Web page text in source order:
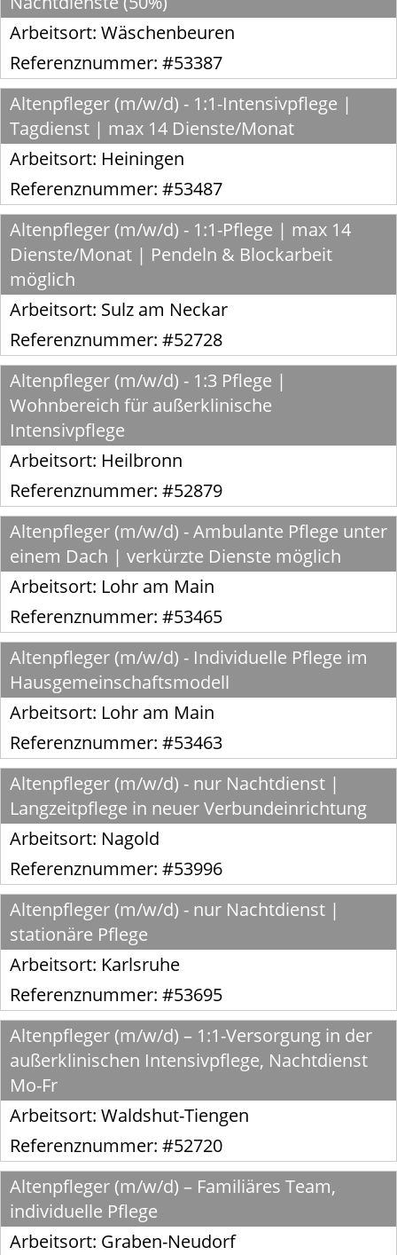
Arbeitsort: Wäschenbeuren
Referenznummer: #53387
Altenpfleger (m/w/d) - 1:1-Intensivpflege |
Tagdienst | max 14 Dienste/Monat
Arbeitsort: Heiningen
Referenznummer: #53487
Altenpfleger (m/w/d) - 1:1-Pflege | max 14
Dienste/Monat | Pendeln & Blockarbeit
möglich
Arbeitsort: Sulz am Neckar
Referenznummer: #52728
Altenpfleger (m/w/d) - 1:3 Pflege |
Wohnbereich für außerklinische
Intensivpflege
Arbeitsort: Heilbronn
Referenznummer: #52879
Altenpfleger (m/w/d) - Ambulante Pflege unter
einem Dach | verkürzte Dienste möglich
Arbeitsort: Lohr am Main
Referenznummer: #53465
Altenpfleger (m/w/d) - Individuelle Pflege im
Hausgemeinschaftsmodell
Arbeitsort: Lohr am Main
Referenznummer: #53463
Altenpfleger (m/w/d) - nur Nachtdienst |
Langzeitpflege in neuer Verbundeinrichtung
Arbeitsort: Nagold
Referenznummer: #53996
Altenpfleger (m/w/d) - nur Nachtdienst |
stationäre Pflege
Arbeitsort: Karlsruhe
Referenznummer: #53695
Altenpfleger (m/w/d) – 1:1-Versorgung in der
außerklinischen Intensivpflege, Nachtdienst
Mo-Fr
Arbeitsort: Waldshut-Tiengen
Referenznummer: #52720
Altenpfleger (m/w/d) – Familiäres Team,
individuelle Pflege
Arbeitsort: Graben-Neudorf